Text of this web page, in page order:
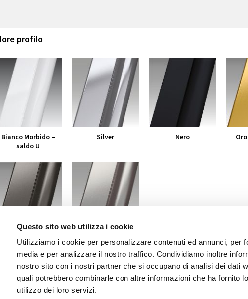
Questo sito web utilizza i cookie
Utilizziamo i cookie per personalizzare contenuti ed annunci, per
media e per analizzare il nostro traffico. Condividiamo inoltre
nostro sito con i nostri partner che si occupano di analisi dei dati
quali potrebbero combinarle con altre informazioni che ha fornito
utilizzo dei loro servizi.
profilo
Bianco Morbido –
saldo U
Silver Nero
Cromo nero
spazzolato
Inox Spazzolato